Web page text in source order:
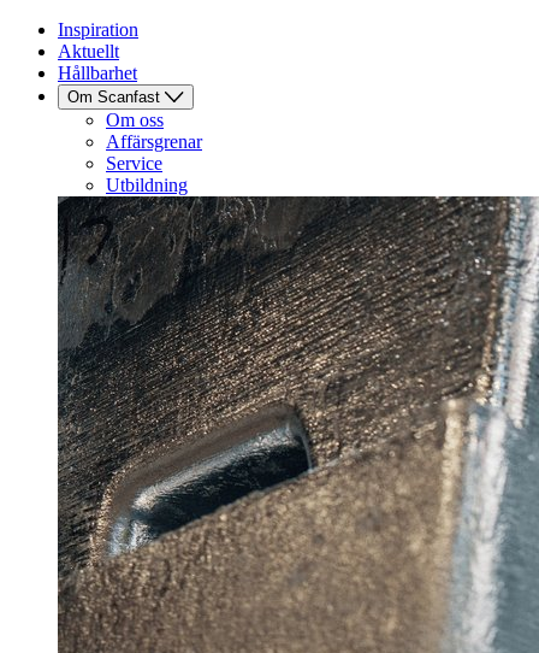
Inspiration
Aktuellt
Hållbarhet
Om Scanfast
Om oss
Affärsgrenar
Service
Utbildning